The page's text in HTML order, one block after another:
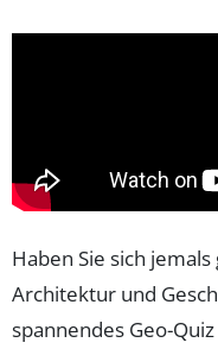
Haben Sie sich
Architektur und
spannendes Geo-